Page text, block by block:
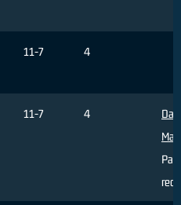
11-7 4
11-7 4
Da